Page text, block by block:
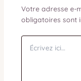
Votre adresse e-
obligatoires sont
Écrivez
ici…